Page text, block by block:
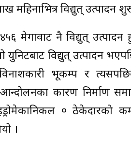
महिनाभित्र विद्युत् उत्पादन
४५६ मेगावाट नै विद्युत्
विद्युत् उत्पादन
भूकम्प र
कारण निर्माण
० ठेकेदारको
।